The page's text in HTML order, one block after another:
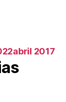
abril 2017